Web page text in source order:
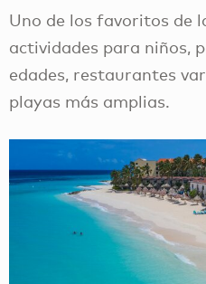
Uno de los favoritos de
actividades para niños,
edades, restaurantes
playas más amplias.